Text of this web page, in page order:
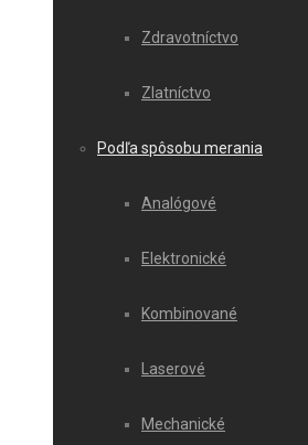
Zdravotníctvo
Zlatníctvo
Podľa spôsobu merania
Analógové
Elektronické
Kombinované
Laserové
Mechanické